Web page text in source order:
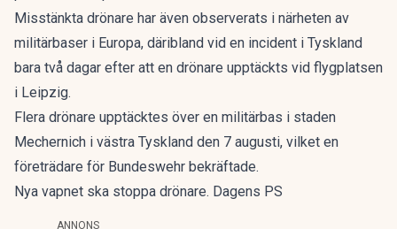
Misstänkta drönare har även observerats i närheten av
militärbaser i Europa, däribland vid en incident i Tyskland
bara två dagar efter att en drönare upptäckts vid flygplatsen
i Leipzig.
Flera drönare upptäcktes över en militärbas i staden
Mechernich i västra Tyskland den 7 augusti, vilket en
företrädare för Bundeswehr bekräftade.
Nya vapnet ska stoppa drönare. Dagens PS
ANNONS